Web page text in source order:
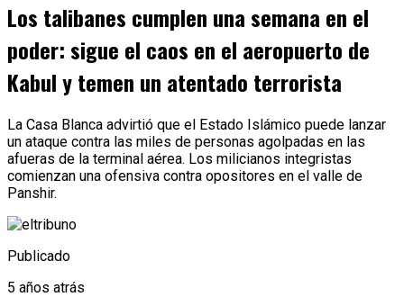
Los talibanes cumplen una semana en el
poder: sigue el caos en el aeropuerto de
Kabul y temen un atentado terrorista
La Casa Blanca advirtió que el Estado Islámico puede lanzar
un ataque contra las miles de personas agolpadas en las
afueras de la terminal aérea. Los milicianos integristas
comienzan una ofensiva contra opositores en el valle de
Panshir.
Publicado
5 años atrás